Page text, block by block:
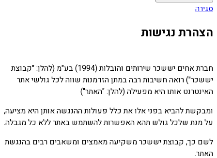
סגירה
הצהרת נגישות
חברת אחים יששכר שירותים והובלות (1994) בע"מ (להלן: "קבוצת
יששכר") רואה חשיבות רבה במתן הזדמנות שווה לכל גולשי אתר
האינטרנט אותו היא מפעילה (להלן: "האתר")
ומבקשת להביא בפני אלו את כלל פעולות ההנגשה אותן היא מציעה,
על מנת שלכל גולש תהא האפשרות להשתמש באתר ללא כל מגבלה.
לשם כך, קבוצת יששכר משקיעה מאמצים ומשאבים רבים בהנגשת
האתר.